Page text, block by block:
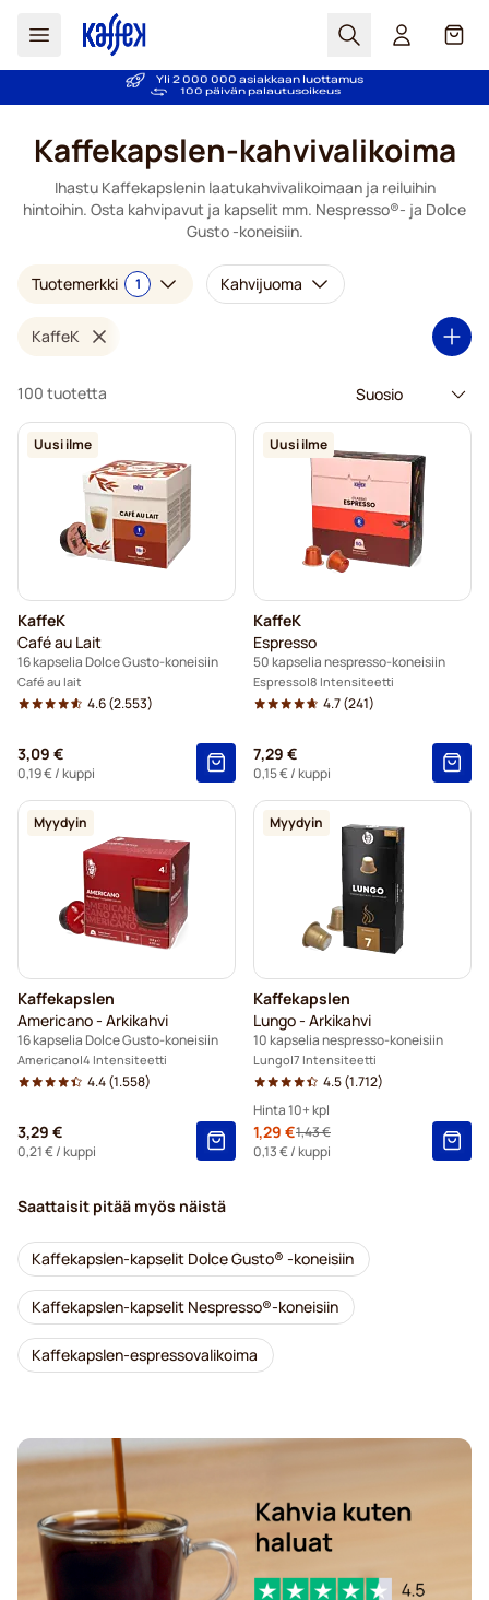
Haku Kori
Hintatakuu!
Yli 2 000 000 asiakkaan luottamus
Kaffekapslen-kahvivalikoima
Ihastu Kaffekapslenin laatukahvivalikoimaan ja reiluihin
hintoihin. Osta kahvipavut ja kapselit mm. Nespresso®- ja Dolce
Gusto -koneisiin.
Tuotemerkki 1 Kahvijuoma
KaffeK
100 tuotetta
Uusi ilme
KaffeK
Café au Lait
16 kapselia Dolce Gusto-koneisiin
Café au lait
4.6(2.553)
3,09 €
0,19 €/ kuppi
Uusi ilme
KaffeK
Espresso
50 kapselia nespresso-koneisiin
Espresso 8 Intensiteetti
4.7(241)
7,29 €
0,15 €/ kuppi
Myydyin
Kaffekapslen
Americano - Arkikahvi
16 kapselia Dolce Gusto-koneisiin
Americano 4 Intensiteetti
4.4(1.558)
3,29 €
0,21 €/ kuppi
Myydyin
Kaffekapslen
Lungo - Arkikahvi
10 kapselia nespresso-koneisiin
Lungo 7 Intensiteetti
4.5(1.712)
Hinta 10+ kpl
Erikoishinta
1,29 €Regular Price
1,43 €
0,13 €/ kuppi
10+
Saattaisit pitää myös näistä
Kaffekapslen-kapselit Dolce Gusto® -koneisiin
Kaffekapslen-kapselit Nespresso®-koneisiin
Kaffekapslen-espressovalikoima